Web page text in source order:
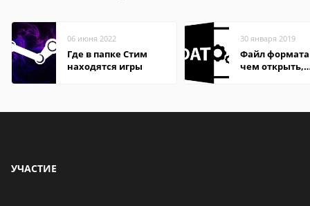
06 июня 2022
Где в папке Стим
находятся игры
30 января 2019
Файл формата
чем открыть,
УЧАСТИЕ